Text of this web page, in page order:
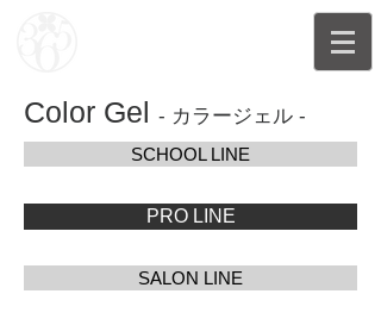
Color Gel - カラージェル -
SCHOOL LINE
PRO LINE
SALON LINE